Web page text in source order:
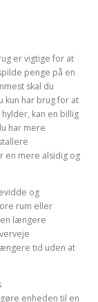
er vigtige for at
penge på en
skal du
kun har brug for at
kan en billig
har mere
en mere alsidig og
og
rum eller
længere
tid uden at
enheden til en